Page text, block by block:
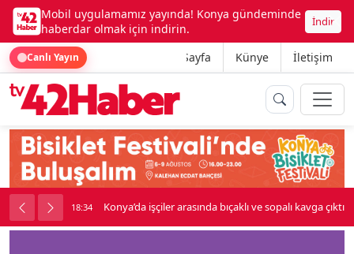
Mobil uygulamamız yayında! Konya gündeminde
haberdar olmak için indirin.
İndir
Canlı Yayın Ana Sayfa Künye İletişim
18:34 Konya’da işçiler arasında bıçaklı ve sopalı kavga çıktı